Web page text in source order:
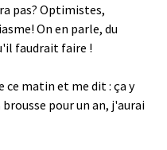
pas? Optimistes,
On en parle, du
faudrait faire !
ce matin et me dit : ça y
pour un an, j'aurai